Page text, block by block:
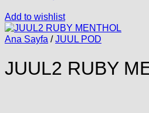
Add to wishlist
Ana Sayfa / JUUL POD
JUUL2 RUBY